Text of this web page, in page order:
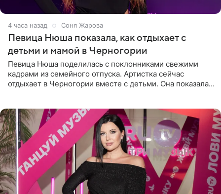
4 часа назад Соня Жарова
Певица Нюша показала, как отдыхает с
детьми и мамой в Черногории
Певица Нюша поделилась с поклонниками свежими
кадрами из семейного отпуска. Артистка сейчас
отдыхает в Черногории вместе с детьми. Она показала,